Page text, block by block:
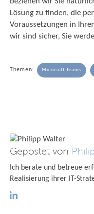
Lösung zu finden, die
Voraussetzungen in
wir sind sicher, Sie
Themen: Microsoft Teams
Gepostet von
Ich berate und betreue
Realisierung ihrer IT-